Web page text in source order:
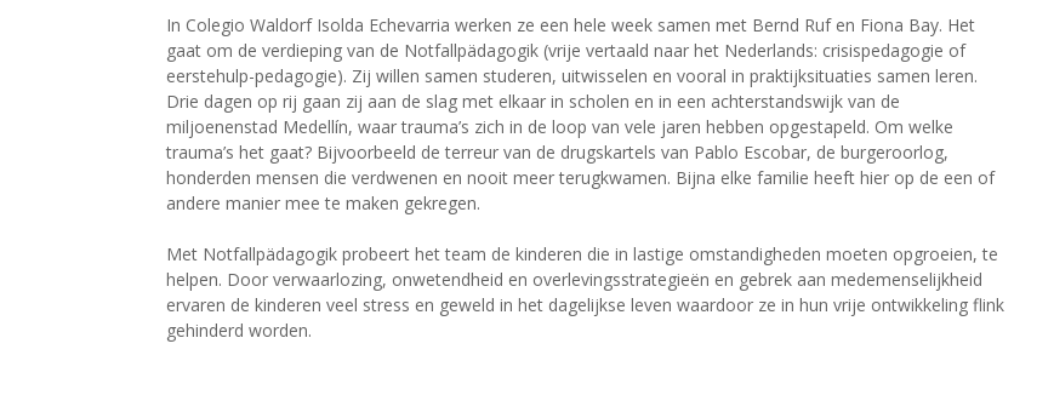
In Colegio Waldorf Isolda Echevarria werken ze een hele week samen met Bernd Ruf en Fiona Bay. Het
gaat om de verdieping van de Notfallpädagogik (vrije vertaald naar het Nederlands: crisispedagogie of
eerstehulp-pedagogie). Zij willen samen studeren, uitwisselen en vooral in praktijksituaties samen leren.
Drie dagen op rij gaan zij aan de slag met elkaar in scholen en in een achterstandswijk van de
miljoenenstad Medellín, waar trauma’s zich in de loop van vele jaren hebben opgestapeld. Om welke
trauma’s het gaat? Bijvoorbeeld de terreur van de drugskartels van Pablo Escobar, de burgeroorlog,
honderden mensen die verdwenen en nooit meer terugkwamen. Bijna elke familie heeft hier op de een of
andere manier mee te maken gekregen.
Met Notfallpädagogik probeert het team de kinderen die in lastige omstandigheden moeten opgroeien, te
helpen. Door verwaarlozing, onwetendheid en overlevingsstrategieën en gebrek aan medemenselijkheid
ervaren de kinderen veel stress en geweld in het dagelijkse leven waardoor ze in hun vrije ontwikkeling flink
gehinderd worden.